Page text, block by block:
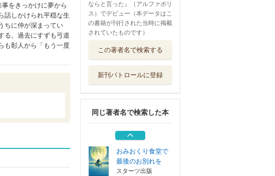
をきっかけに夢から
話しかけられ平穏な生
ちに仲が深まってい
る。過去にすずも弓道
も彰人から「もう一度
ならと言った』（アルファポリ
ス）でデビュー（本データはこ
の書籍が刊行された当時に掲載
されていたものです）
この著者名で検索する
新刊パトロールに登録
同じ著者名で検索した本
けろ
ラブレターＳｔｏ
Ｇａｋｋｅｎ
眠れない夜、この
音が君に届きま...
ＫＡＤＯＫＡＷＡ
おみおくり食堂で
最後のお別れを
スターツ出版